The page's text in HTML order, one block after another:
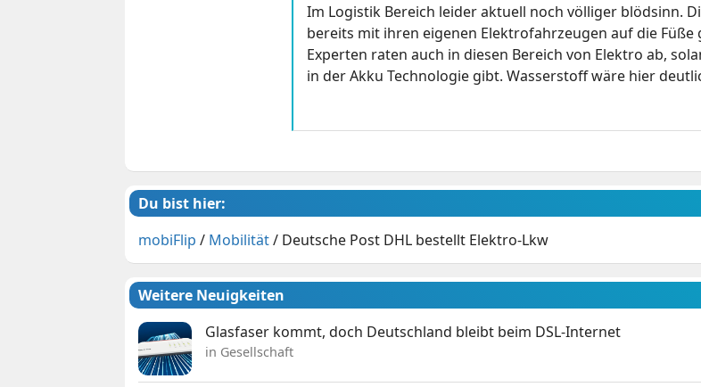
Im Logistik Bereich leider aktuell noch völliger blödsinn.
bereits mit ihren eigenen Elektrofahrzeugen auf die Füße
Experten raten auch in diesen Bereich von Elektro ab,
in der Akku Technologie gibt. Wasserstoff wäre hier
Du bist hier:
mobiFlip / Mobilität/ Deutsche Post DHL bestellt Elektro-Lkw
Weitere Neuigkeiten
Glasfaser kommt, doch Deutschland bleibt beim DSL-Internet
in Gesellschaft